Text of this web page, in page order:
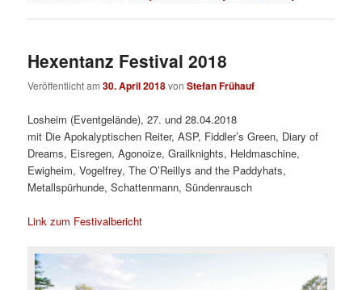
Hexentanz Festival 2018
Veröffentlicht am30. April 2018vonStefan Frühauf
Losheim (Eventgelände), 27. und 28.04.2018
mit Die Apokalyptischen Reiter, ASP, Fiddler’s Green, Diary of
Dreams, Eisregen, Agonoize, Grailknights, Heldmaschine,
Ewigheim, Vogelfrey, The O’Reillys and the Paddyhats,
Metallspürhunde, Schattenmann, Sündenrausch
Link zum Festivalbericht